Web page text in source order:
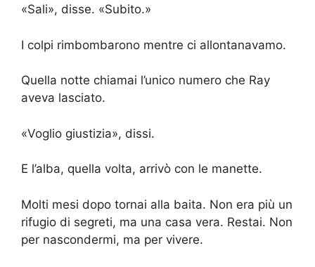
«Sali», disse. «Subito.»
I colpi rimbombarono mentre ci allontanavamo.
Quella notte chiamai l’unico numero che Ray
aveva lasciato.
«Voglio giustizia», dissi.
E l’alba, quella volta, arrivò con le manette.
Molti mesi dopo tornai alla baita. Non era più un
rifugio di segreti, ma una casa vera. Restai. Non
per nascondermi, ma per vivere.